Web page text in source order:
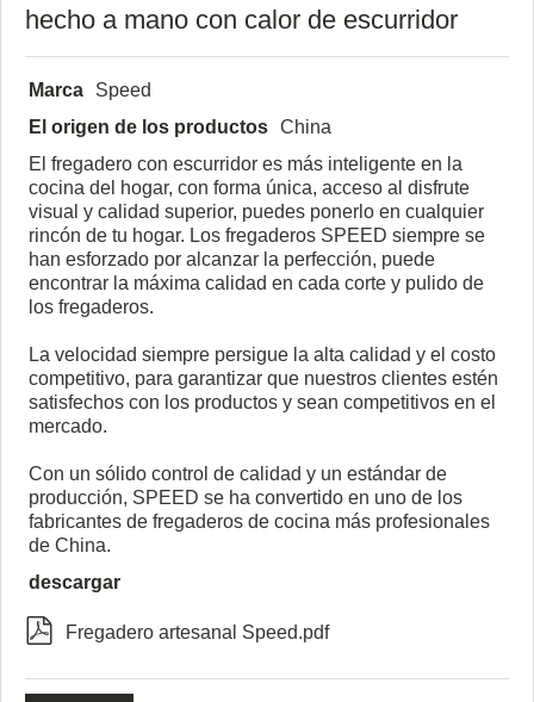
hecho a mano con calor de escurridor
Marca
Speed
El origen de los productos China
El fregadero con escurridor es más inteligente en la
cocina del hogar, con forma única, acceso al disfrute
visual y calidad superior, puedes ponerlo en cualquier
rincón de tu hogar. Los fregaderos SPEED siempre se
han esforzado por alcanzar la perfección, puede
encontrar la máxima calidad en cada corte y pulido de
los fregaderos.
La velocidad siempre persigue la alta calidad y el costo
competitivo, para garantizar que nuestros clientes estén
satisfechos con los productos y sean competitivos en el
mercado.
Con un sólido control de calidad y un estándar de
producción, SPEED se ha convertido en uno de los
fabricantes de fregaderos de cocina más profesionales
de China.
descargar
 Fregadero artesanal Speed.pdf